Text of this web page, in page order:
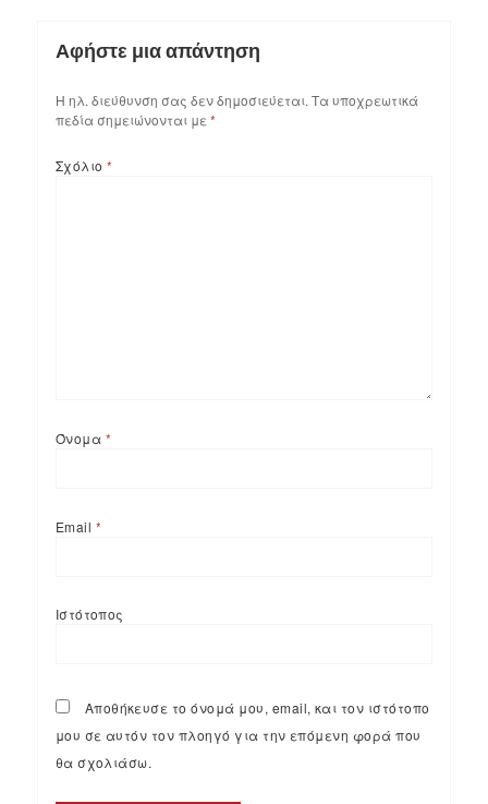
Αφήστε μια απάντηση
Η ηλ. διεύθυνση σας δεν δημοσιεύεται. Τα υποχρεωτικά
πεδία σημειώνονται με *
Σχόλιο *
Όνομα *
Email *
Ιστότοπος
Αποθήκευσε το όνομά μου, email, και τον ιστότοπο
μου σε αυτόν τον πλοηγό για την επόμενη φορά που
θα σχολιάσω.